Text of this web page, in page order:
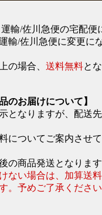
輸/佐川急便の宅配
輸/佐川急便に変更に
の場合、 送料無料と
のお届けについて】
となりますが、配送
についてご案内させ
の商品発送となりま
ない場合は、加算送
。予めご了承くださ